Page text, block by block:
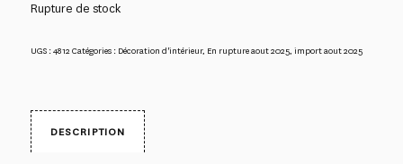
Rupture de stock
UGS :4812Catégories : Décoration d'intérieur, En rupture aout 2025, import aout 2025
DESCRIPTION